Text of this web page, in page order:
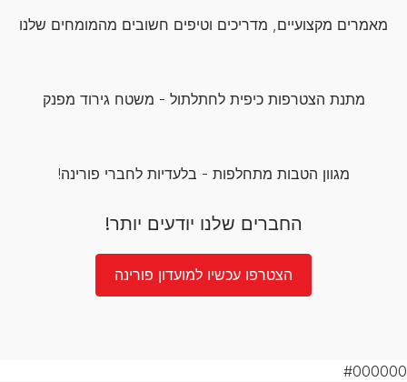
מאמרים מקצועיים, מדריכים וטיפים חשובים מהמומחים שלנו
מתנת הצטרפות כיפית לחתלתול - משטח גירוד מפנק
מגוון הטבות מתחלפות - בלעדיות לחברי פורינה!
החברים שלנו יודעים יותר!
הצטרפו עכשיו למועדון פורינה
#000000